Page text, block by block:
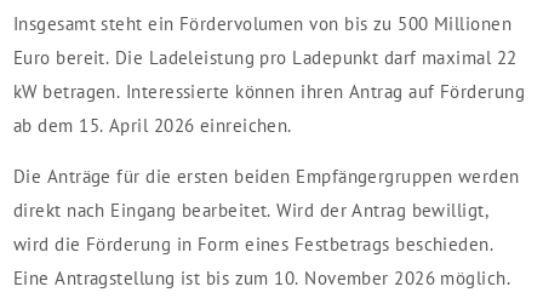
Insgesamt steht ein Fördervolumen von bis zu 500 Millionen
Euro bereit. Die Ladeleistung pro Ladepunkt darf maximal 22
kW betragen. Interessierte können ihren Antrag auf Förderung
ab dem 15. April 2026 einreichen.
Die Anträge für die ersten beiden Empfängergruppen werden
direkt nach Eingang bearbeitet. Wird der Antrag bewilligt,
wird die Förderung in Form eines Festbetrags beschieden.
Eine Antragstellung ist bis zum 10. November 2026 möglich.